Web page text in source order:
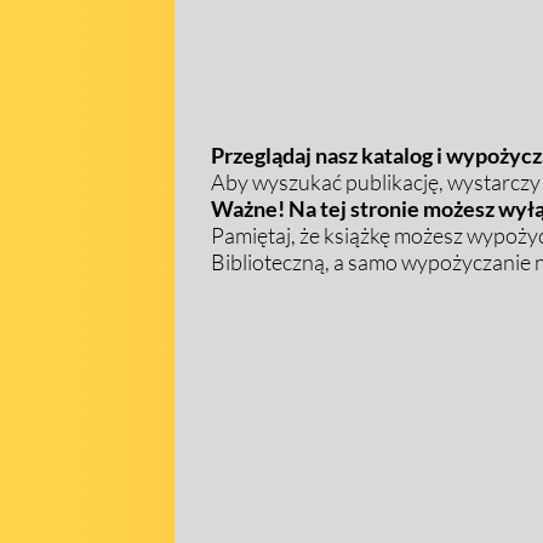
Przeglądaj nasz katalog i
Aby wyszukać publikację,
Ważne! Na tej stronie możesz
Pamiętaj, że książkę możesz
Biblioteczną, a samo wypożyczanie